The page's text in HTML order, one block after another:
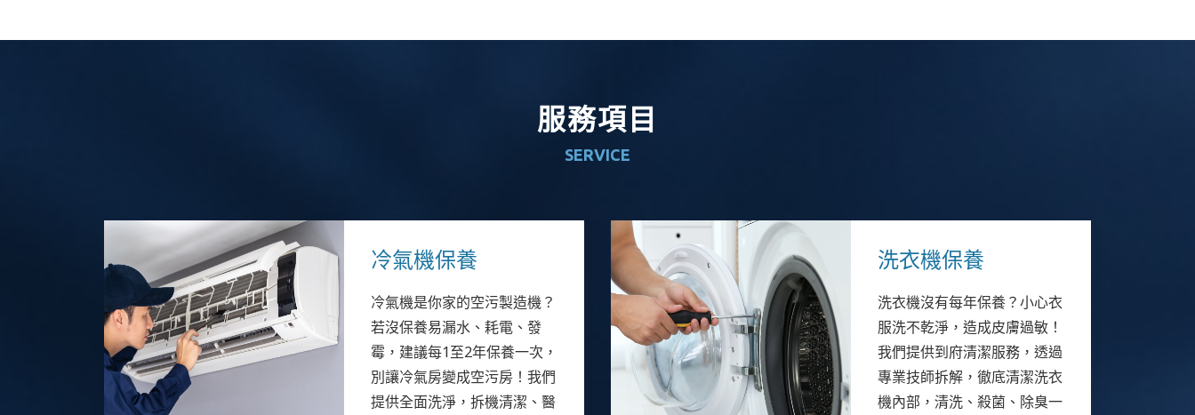
服務項目
SERVICE
冷氣機保養
冷氣機是你家的空污製造機？
若沒保養易漏水、耗電、發
霉，建議每1至2年保養一次，
別讓冷氣房變成空污房！我們
提供全面洗淨，拆機清潔、醫
洗衣機保養
洗衣機沒有每年保養？小心衣
服洗不乾淨，造成皮膚過敏！
我們提供到府清潔服務，透過
專業技師拆解，徹底清潔洗衣
機內部，清洗、殺菌、除臭一